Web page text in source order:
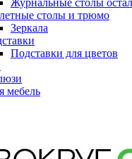
Журнальные столы
столы и трюмо
Зеркала
Подставки для цветов
мебель